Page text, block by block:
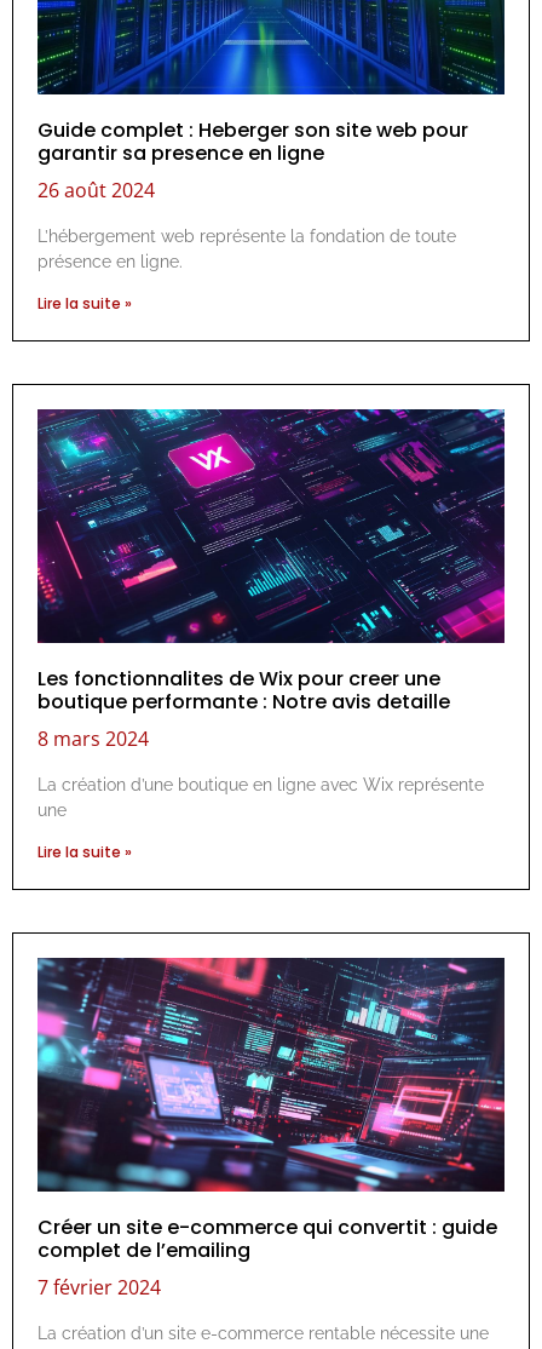
Guide complet : Heberger son site web pour
garantir sa presence en ligne
26 août 2024
L’hébergement web représente la fondation de toute
présence en ligne.
Lire la suite »
Les fonctionnalites de Wix pour creer une
boutique performante : Notre avis detaille
8 mars 2024
La création d’une boutique en ligne avec Wix représente
une
Lire la suite »
Créer un site e-commerce qui convertit : guide
complet de l’emailing
7 février 2024
La création d’un site e-commerce rentable nécessite une